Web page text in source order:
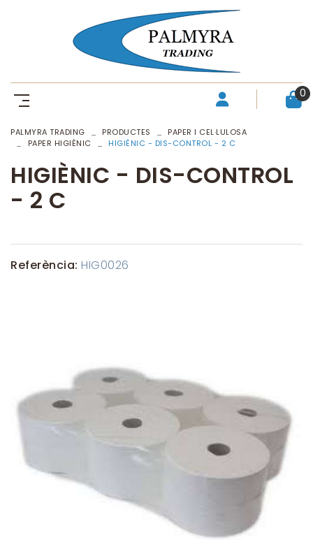
0
PALMYRA TRADING PRODUCTES
PAPER I CEL·LULOSA
PAPER HIGIÈNIC
HIGIÈNIC - DIS-CONTROL - 2 C
HIGIÈNIC - DIS-CONTROL
- 2 C
Referència: HIG0026